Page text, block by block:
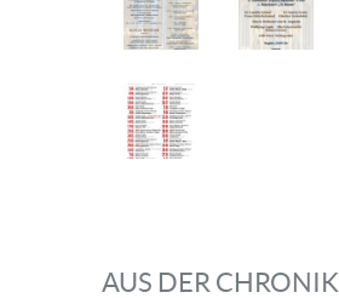
AUS DER CHRONIK